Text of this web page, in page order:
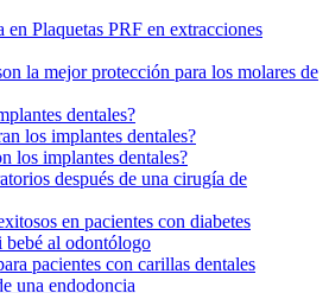
Plaquetas PRF en extracciones
la mejor protección para los molares de
dentales?
los implantes dentales?
los implantes dentales?
después de una cirugía de
en pacientes con diabetes
bebé al odontólogo
pacientes con carillas dentales
una endodoncia